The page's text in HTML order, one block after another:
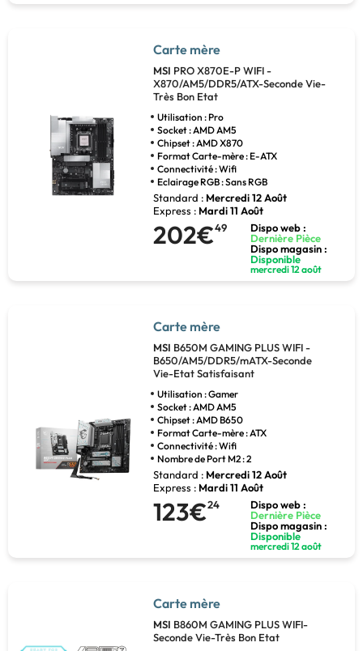
Carte mère
MSI PRO X870E-P WIFI -
X870/AM5/DDR5/ATX-Seconde Vie-
Très Bon Etat
Utilisation : Pro
Socket : AMD AM5
Chipset : AMD X870
Format Carte-mère : E-ATX
Connectivité : Wifi
Eclairage RGB : Sans RGB
Standard : Mercredi 12 Août
Express : Mardi 11 Août
202€49
Dispo web :
Dernière Pièce
Dispo magasin :
Disponible
mercredi 12 août
Carte mère
MSI B650M GAMING PLUS WIFI -
B650/AM5/DDR5/mATX-Seconde
Vie-Etat Satisfaisant
Utilisation : Gamer
Socket : AMD AM5
Chipset : AMD B650
Format Carte-mère : ATX
Connectivité : Wifi
Nombre de Port M2 : 2
Standard : Mercredi 12 Août
Express : Mardi 11 Août
123€24
Dispo web :
Dernière Pièce
Dispo magasin :
Disponible
mercredi 12 août
Carte mère
MSI B860M GAMING PLUS WIFI-
Seconde Vie-Très Bon Etat